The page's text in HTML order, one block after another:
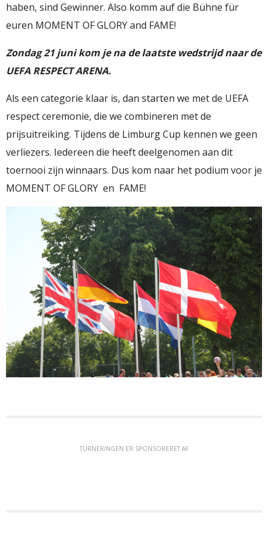
haben, sind Gewinner. Also komm auf die Bühne für
euren MOMENT OF GLORY and FAME!
Zondag 21 juni kom je na de laatste wedstrijd naar de
UEFA RESPECT ARENA.
Als een categorie klaar is, dan starten we met de UEFA
respect ceremonie, die we combineren met de
prijsuitreiking. Tijdens de Limburg Cup kennen we geen
verliezers. Iedereen die heeft deelgenomen aan dit
toernooi zijn winnaars. Dus kom naar het podium voor je
MOMENT OF GLORY en FAME!
TURNERINGEN ER SPONSORERET AF